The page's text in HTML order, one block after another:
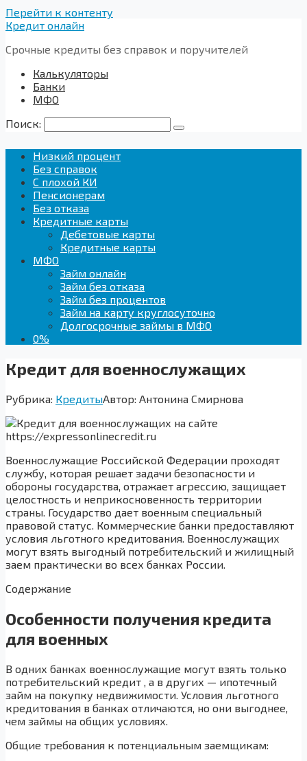
Перейти к контенту
Кредит онлайн
Срочные кредиты без справок и поручителей
Калькуляторы
Банки
МФО
Поиск:
Низкий процент
Без справок
С плохой КИ
Пенсионерам
Без отказа
Кредитные карты
Дебетовые карты
Кредитные карты
МФО
Займ онлайн
Займ без отказа
Займ без процентов
Займ на карту круглосуточно
Долгосрочные займы в МФО
0%
Кредит для военнослужащих
Рубрика: КредитыАвтор: Антонина Смирнова
Военнослужащие Российской Федерации проходят
службу, которая решает задачи безопасности и
обороны государства, отражает агрессию, защищает
целостность и неприкосновенность территории
страны. Государство дает военным специальный
правовой статус. Коммерческие банки предоставляют
условия льготного кредитования. Военнослужащих
могут взять выгодный потребительский и жилищный
заем практически во всех банках России.
Содержание
Особенности получения кредита
для военных
В одних банках военнослужащие могут взять только
потребительский кредит , а в других — ипотечный
займ на покупку недвижимости. Условия льготного
кредитования в банках отличаются, но они выгоднее,
чем займы на общих условиях.
Общие требования к потенциальным заемщикам: